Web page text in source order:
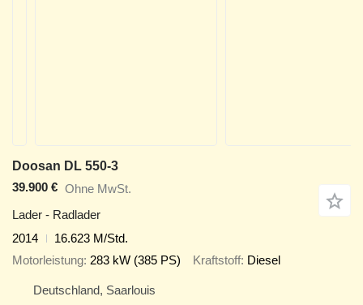
Doosan DL 550-3
39.900 € Ohne MwSt.
Lader - Radlader
2014
16.623 M/Std.
Motorleistung 283 kW (385 PS) Kraftstoff Diesel
Deutschland, Saarlouis